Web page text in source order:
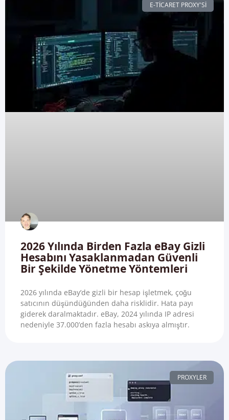
E-TICARET PROXY'SI
2026 Yılında Birden Fazla eBay Gizli
Hesabını Yasaklanmadan Güvenli
Bir Şekilde Yönetme Yöntemleri
2026 yılında eBay’de gizli bir hesap işletmek, çoğu
satıcının düşündüğünden daha risklidir. Hata payı
giderek daralmaktadır. eBay, 2024 yılında IP adresi
nedeniyle 37.000’den fazla hesabı askıya almıştır.
PROXYLER